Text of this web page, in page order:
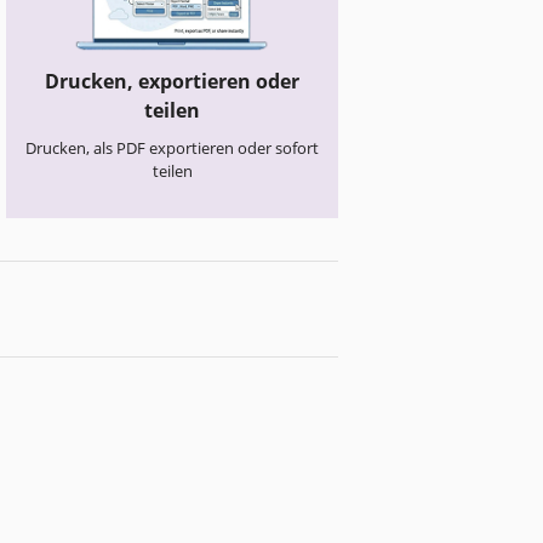
Drucken, exportieren oder
teilen
Drucken, als PDF exportieren oder sofort
teilen